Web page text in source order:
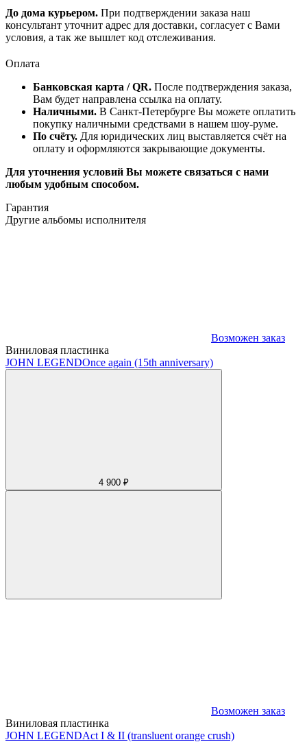
До дома курьером. При подтверждении заказа наш
консультант уточнит адрес для доставки, согласует с Вами
условия, а так же вышлет код отслеживания.
Оплата
Банковская карта / QR. После подтверждения заказа,
Вам будет направлена ссылка на оплату.
Наличными. В Санкт-Петербурге Вы можете оплатить
покупку наличными средствами в нашем шоу-руме.
По счёту. Для юридических лиц выставляется счёт на
оплату и оформляются закрывающие документы.
Для уточнения условий Вы можете связаться с нами
любым удобным способом.
Гарантия
Другие альбомы исполнителя
Возможен заказ
Виниловая пластинка
JOHN LEGENDOnce again (15th anniversary)
4 900 ₽
Возможен заказ
Виниловая пластинка
JOHN LEGENDAct I & II (transluent orange crush)